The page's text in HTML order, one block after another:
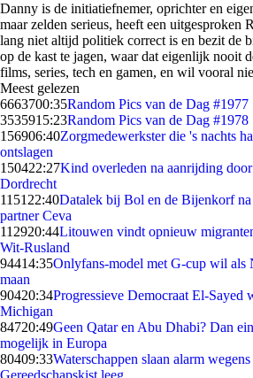
Danny is de initiatiefnemer, oprichter en
maar zelden serieus, heeft een uitgesproken
lang niet altijd politiek correct is en bezit de
op de kast te jagen, waar dat eigenlijk nooit
films, series, tech en gamen, en wil vooral
Meest gelezen
6663700:35Random Pics van de Dag #1977
3535915:23Random Pics van de Dag #1978
156906:40Zorgmedewerkster die 's nachts
ontslagen
150422:27Kind overleden na aanrijding
Dordrecht
1151 22:40Datalek bij Bol en de Bijenkorf
partner Ceva
112920:44Litouwen vindt opnieuw
Wit-Rusland
94414:35Onlyfans-model met G-cup wil als
maan
90420:34Progressieve Democraat El-
Michigan
84720:49Geen Qatar en Abu Dhabi? Dan
mogelijk in Europa
80409:33Waterschappen slaan alarm
Gereedschapskist leeg